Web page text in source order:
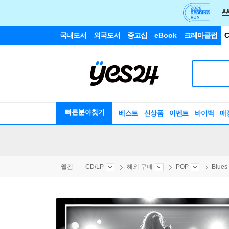
국내도서 외국도서 중고샵 eBook 크레마클럽
빠른분야찾기 베스트 신상품 이벤트 바이백 매
웰컴 CD/LP 해외 구매 POP Blues